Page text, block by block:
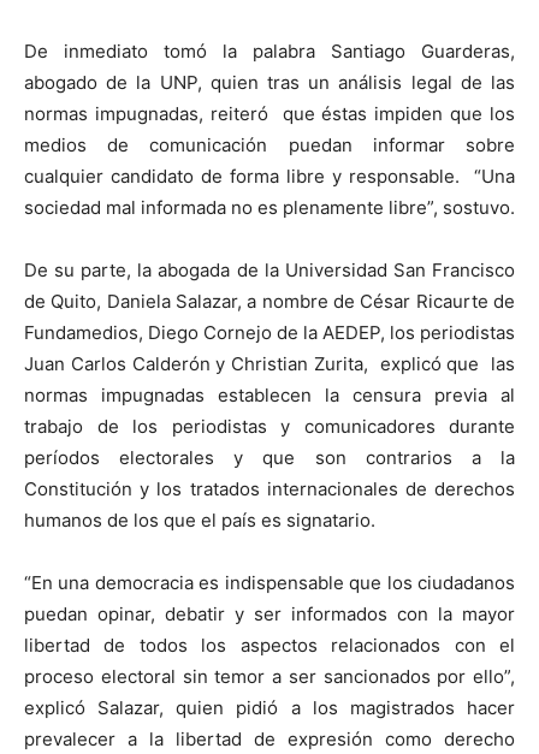
De inmediato tomó la palabra Santiago Guarderas,
abogado de la UNP, quien tras un análisis legal de las
normas impugnadas, reiteró que éstas impiden que los
medios de comunicación puedan informar sobre
cualquier candidato de forma libre y responsable. “Una
sociedad mal informada no es plenamente libre”, sostuvo.
De su parte, la abogada de la Universidad San Francisco
de Quito, Daniela Salazar, a nombre de César Ricaurte de
Fundamedios, Diego Cornejo de la AEDEP, los periodistas
Juan Carlos Calderón y Christian Zurita, explicó que las
normas impugnadas establecen la censura previa al
trabajo de los periodistas y comunicadores durante
períodos electorales y que son contrarios a la
Constitución y los tratados internacionales de derechos
humanos de los que el país es signatario.
“En una democracia es indispensable que los ciudadanos
puedan opinar, debatir y ser informados con la mayor
libertad de todos los aspectos relacionados con el
proceso electoral sin temor a ser sancionados por ello”,
explicó Salazar, quien pidió a los magistrados hacer
prevalecer a la libertad de expresión como derecho